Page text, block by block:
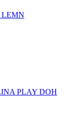
LEMN
PLAY DOH